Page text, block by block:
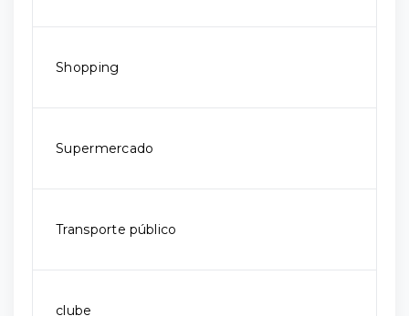
Shopping
Supermercado
Transporte público
clube